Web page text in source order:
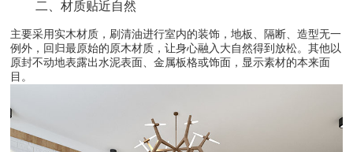
主要采用实木材质，刷清油进行室内的装饰，地板、隔断、造型无一
例外，回归最原始的原木材质，让身心融入大自然得到放松。其他以
原封不动地表露出水泥表面、金属板格或饰面，显示素材的本来面
目。